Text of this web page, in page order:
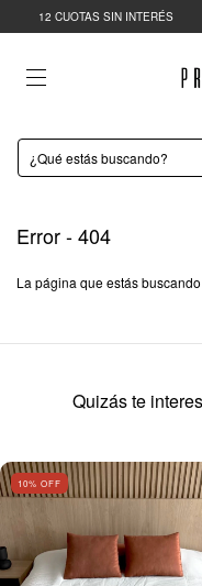
12 CUOTAS SIN INTERÉS
Error - 404
La página que estás
Quizás te
10% OFF